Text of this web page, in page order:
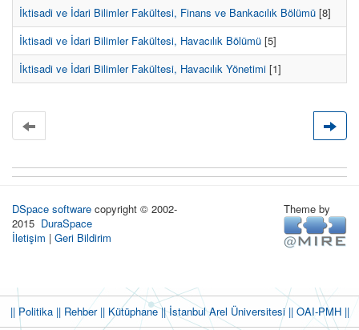
İktisadi ve İdari Bilimler Fakültesi, Finans ve Bankacılık Bölümü [8]
İktisadi ve İdari Bilimler Fakültesi, Havacılık Bölümü [5]
İktisadi ve İdari Bilimler Fakültesi, Havacılık Yönetimi [1]
DSpace software copyright © 2002-
2015 DuraSpace
İletişim | Geri Bildirim
Theme by
|| Politika|| Rehber|| Kütüphane|| İstanbul Arel Üniversitesi ||OAI-PMH ||